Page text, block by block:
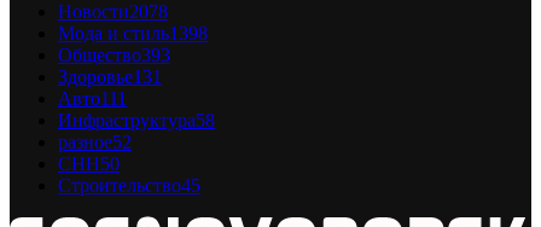
Новости2078
Мода и стиль1398
Общество393
Здоровье131
Авто111
Инфраструктура58
разное52
СНН50
Строительство45